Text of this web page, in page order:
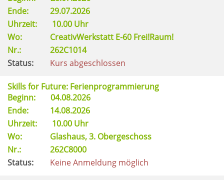
Ende:
29.07.2026
Uhrzeit:
10.00 Uhr
Wo:
CreativWerkstatt E-60 Frei!Raum!
Nr.:
262C1014
Status:
Kurs abgeschlossen
Skills for Future: Ferienprogrammierung
Beginn:
04.08.2026
Ende:
14.08.2026
Uhrzeit:
10.00 Uhr
Wo:
Glashaus, 3. Obergeschoss
Nr.:
262C8000
Status:
Keine Anmeldung möglich